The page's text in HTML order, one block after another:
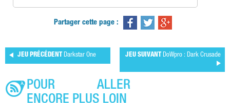
Partager cette page :
JEU PRÉCÉDENT Darkstar One JEU SUIVANT DoWpro : Dark Crusade
POUR ALLER
ENCORE PLUS LOIN